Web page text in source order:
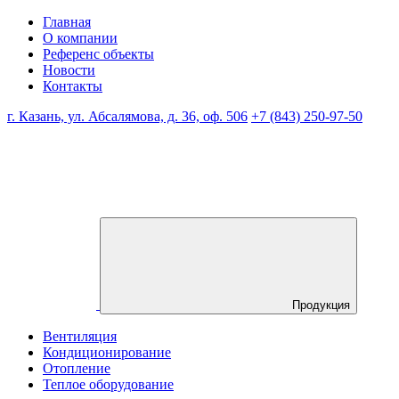
Главная
О компании
Референс объекты
Новости
Контакты
г. Казань, ул. Абсалямова, д. 36, оф. 506 +7 (843) 250-97-50
Продукция
Вентиляция
Кондиционирование
Отопление
Теплое оборудование